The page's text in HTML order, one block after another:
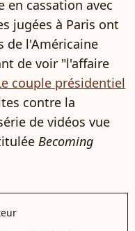
en cassation avec
jugées à Paris ont
de l'Américaine
de voir "l'affaire
couple présidentiel
contre la
de vidéos vue
Becoming